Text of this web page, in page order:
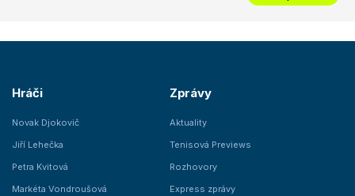
Hráči
Novak Djokovič
Jiří Lehečka
Petra Kvitová
Markéta Vondroušová
Zprávy
Aktuality
Tenisová Previews
Rozhovory
Express zprávy